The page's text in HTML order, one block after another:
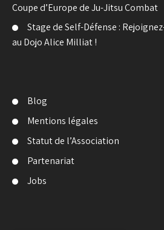
Coupe d’Europe de Ju-Jitsu Combat
Stage de Self-Défense :
au Dojo Alice Milliat !
Blog
Mentions légales
Statut de l’Association
Partenariat
Jobs